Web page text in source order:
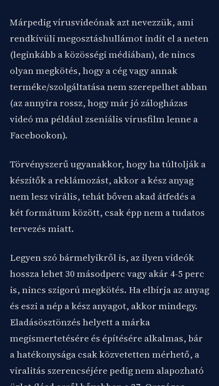
Márpedig vírusvideónak azt nevezzük, ami
rendkívüli megosztáshullámot indít el a neten
(leginkább a közösségi médiában), de nincs
olyan megkötés, hogy a cég vagy annak
terméke/szolgáltatása nem szerepelhet abban
(az annyira rossz, hogy már jó zálogházas
videó ma például zseniális vírusfilm lenne a
Facebookon).
Törvényszerű ugyanakkor, hogy ha túltolják a
készítők a reklámozást, akkor a kész anyag
nem lesz virális, tehát bőven akad átfedés a
két formátum között, csak épp nem a tudatos
tervezés miatt.
Legyen szó bármelyikről is, az ilyen videók
hossza lehet 30 másodperc vagy akár 4-5 perc
is, nincs szigorú megkötés. Ha elbírja az anyag
és eszi a nép a kész anyagot, akkor mindegy.
Eladásösztönzés helyett a márka
megismertetésére és építésére alkalmas, bár
a hatékonysága csak közvetetten mérhető, a
viralitás szerencséjére pedig nem alapozható